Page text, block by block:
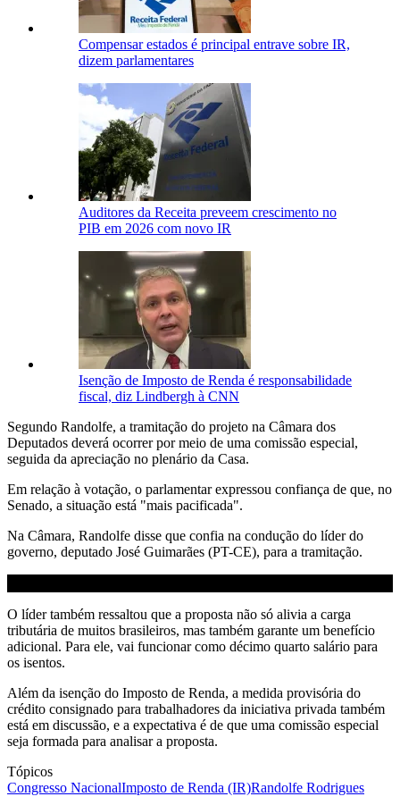
Compensar estados é principal entrave sobre IR,
dizem parlamentares
Auditores da Receita preveem crescimento no
PIB em 2026 com novo IR
Isenção de Imposto de Renda é responsabilidade
fiscal, diz Lindbergh à CNN
Segundo Randolfe, a tramitação do projeto na Câmara dos
Deputados deverá ocorrer por meio de uma comissão especial,
seguida da apreciação no plenário da Casa.
Em relação à votação, o parlamentar expressou confiança de que, no
Senado, a situação está "mais pacificada".
Na Câmara, Randolfe disse que confia na condução do líder do
governo, deputado José Guimarães (PT-CE), para a tramitação.
O líder também ressaltou que a proposta não só alivia a carga
tributária de muitos brasileiros, mas também garante um benefício
adicional. Para ele, vai funcionar como décimo quarto salário para
os isentos.
Além da isenção do Imposto de Renda, a medida provisória do
crédito consignado para trabalhadores da iniciativa privada também
está em discussão, e a expectativa é de que uma comissão especial
seja formada para analisar a proposta.
Tópicos
Congresso NacionalImposto de Renda (IR)Randolfe Rodrigues